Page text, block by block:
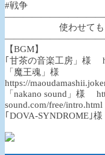
#戦争
使わせてもらっ
【BGM】
｢甘茶の音楽工房」様
「魔王魂」様
https://
「nakano sound」様
sound.com/free/intro.html
｢DOVA-SYNDROME｣様